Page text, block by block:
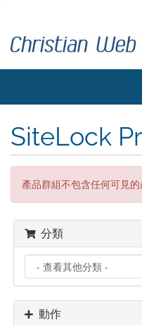
SiteLock
產品群組不包含任何可見的
分類
動作